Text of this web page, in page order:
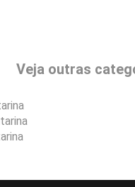
Veja outras